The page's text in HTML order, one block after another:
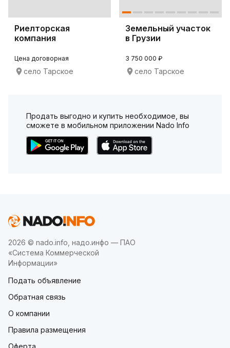
Риелторская
компания
Цена договорная
село Тарское
Земельный участок
в Грузии
3 750 000 ₽
село Тарское
Продать выгодно и купить необходимое, вы
сможете в мобильном приложении Nado Info
2026 © nado.info, надо.инфо — ПАО
«Система Коммерческой
Информации»
Подать объявление
Обратная связь
О компании
Правила размещения
Оферта